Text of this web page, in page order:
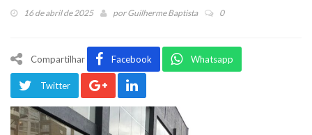
16 de abril de 2025 porGuilherme Baptista 0
Compartilhar Facebook Whatsapp
Twitter